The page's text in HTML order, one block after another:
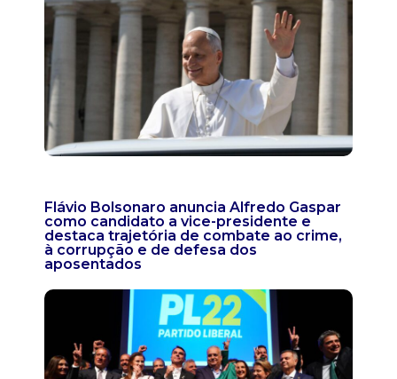
Flávio Bolsonaro anuncia Alfredo Gaspar
como candidato a vice-presidente e
destaca trajetória de combate ao crime,
à corrupção e de defesa dos
aposentados